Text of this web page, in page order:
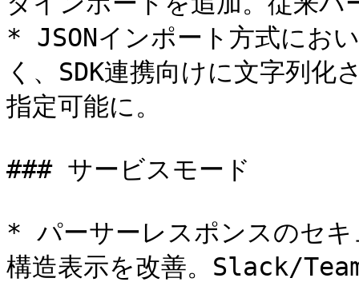
* JSONインポート方式にお
く、SDK連携向けに文字列化
指定可能に。
### サービスモード
* パーサーレスポンスの
構造表示を改善。Slack/